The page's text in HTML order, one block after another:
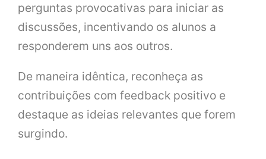
perguntas provocativas para iniciar as
discussões, incentivando os alunos a
responderem uns aos outros.
De maneira idêntica, reconheça as
contribuições com feedback positivo e
destaque as ideias relevantes que forem
surgindo.